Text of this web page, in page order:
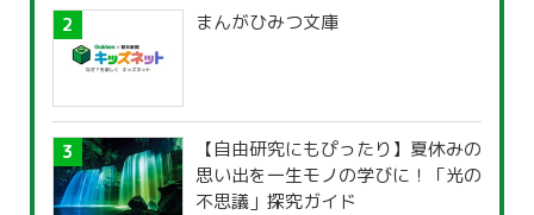
まんがひみつ文庫
【自由研究にもぴったり】夏休みの
思い出を一生モノの学びに！「光の
不思議」探究ガイド